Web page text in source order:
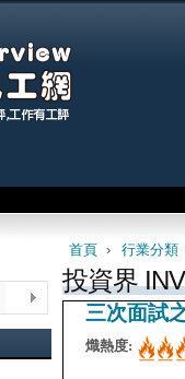
You are here
首頁› 行業分類
投資界
三次面試
熾熱度: